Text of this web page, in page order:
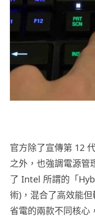
官方除了宣傳第 12
之外，也強調電源管
了 Intel 所謂的「
術)，混合了高效能
省電的兩款不同核心